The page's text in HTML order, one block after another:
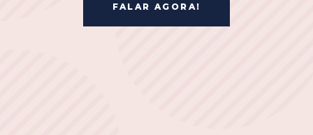
FALAR AGORA!